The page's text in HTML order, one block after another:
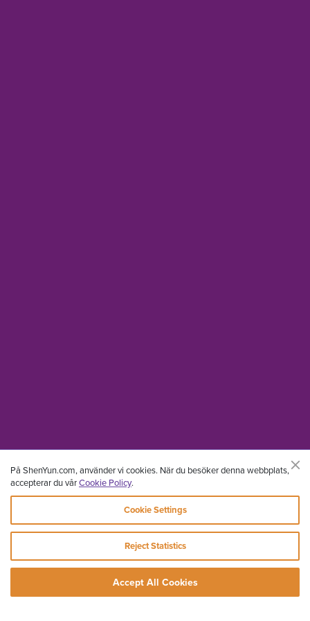
På ShenYun.com, använder vi cookies. När du besöker denna webbplats,
accepterar du vårCookie Policy.
Cookie Settings
Reject Statistics
Accept All Cookies